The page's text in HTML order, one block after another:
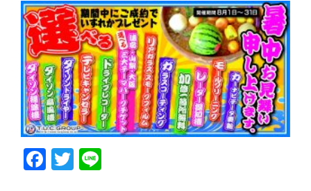
Facebook
Twitter